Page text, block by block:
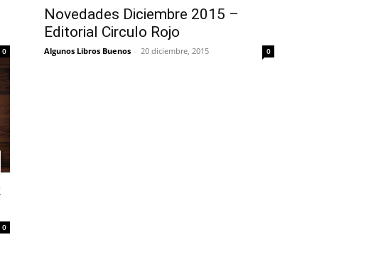
0
Novedades Diciembre 2015 –
Editorial Circulo Rojo
Algunos Libros Buenos - 20 diciembre, 2015 0
0